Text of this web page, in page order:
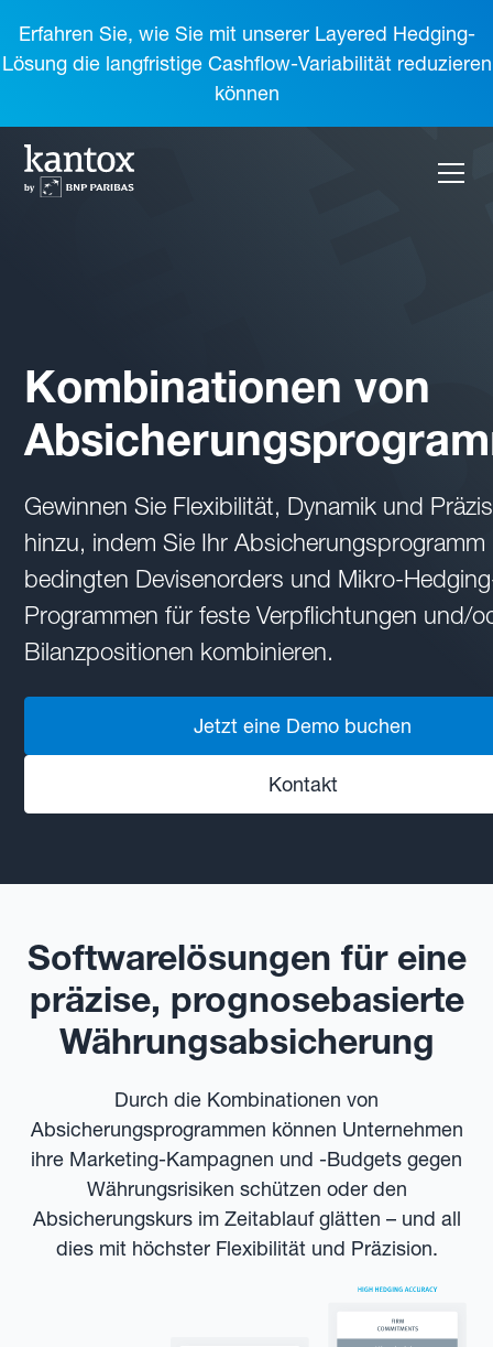
Erfahren Sie, wie Sie mit unserer Layered Hedging-
Lösung die langfristige Cashflow-Variabilität reduzieren
können
Kombinationen von
Gewinnen Sie Flexibilität, Dynamik und
hinzu, indem Sie Ihr Absicherungsprogramm
bedingten Devisenorders und Mikro-
Programmen für feste Verpflichtungen und/
Bilanzpositionen kombinieren.
Jetzt eine Demo buchen
Kontakt
Softwarelösungen für eine
präzise, prognosebasierte
Währungsabsicherung
Durch die Kombinationen von
Absicherungsprogrammen können Unternehmen
ihre Marketing-Kampagnen und -Budgets gegen
Währungsrisiken schützen oder den
Absicherungskurs im Zeitablauf glätten – und all
dies mit höchster Flexibilität und Präzision.